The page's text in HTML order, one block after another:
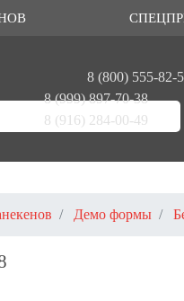
8 (800) 555-82-
8 (999) 897-70-38
8 (916) 284-00-49
Демо формы